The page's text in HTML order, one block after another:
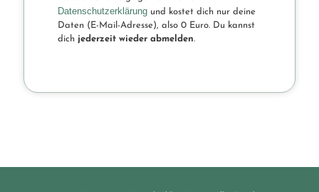
Datenschutzerklärungund kostet dich nur deine
Daten (E-Mail-Adresse), also 0 Euro. Du kannst
dich jederzeit wieder abmelden.